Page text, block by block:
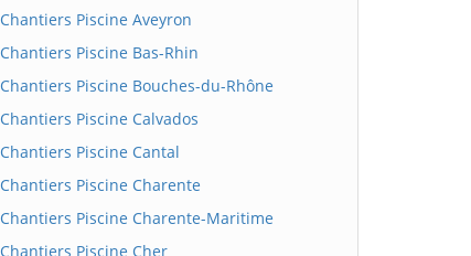
Chantiers Piscine Aveyron
Chantiers Piscine Bas-Rhin
Chantiers Piscine Bouches-du-Rhône
Chantiers Piscine Calvados
Chantiers Piscine Cantal
Chantiers Piscine Charente
Chantiers Piscine Charente-Maritime
Chantiers Piscine Cher